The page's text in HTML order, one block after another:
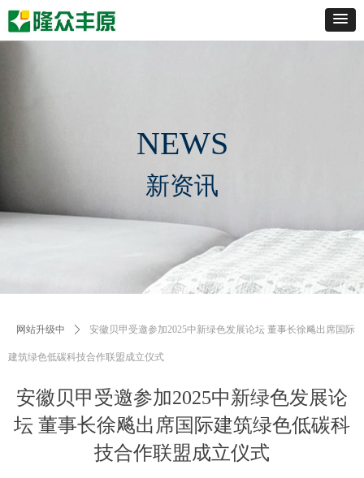
安徽贝甲受邀参加2025中新绿色发展论
坛 董事长徐飚出席国际建筑绿色低碳科
技合作联盟成立仪式
网站升级中 ꄲ 安徽贝甲受邀参加2025中新绿色发展论坛 董事长徐飚出席国际
建筑绿色低碳科技合作联盟成立仪式
NEWS
新资讯